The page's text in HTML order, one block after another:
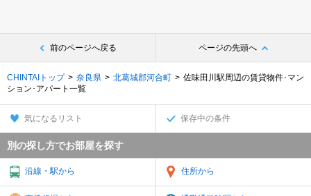
前のページへ戻る ページの先頭へ
CHINTAIトップ 奈良県 北葛城郡河合町
佐味田川駅周辺の賃貸物件･マン
ション･アパート一覧
気になるリスト 保存中の条件
別の探し方でお部屋を探す
沿線・駅から 住所から